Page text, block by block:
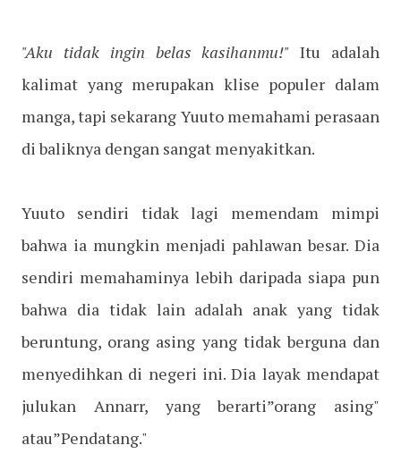
"Aku tidak ingin belas kasihanmu!" Itu adalah
kalimat yang merupakan klise populer dalam
manga, tapi sekarang Yuuto memahami perasaan
di baliknya dengan sangat menyakitkan.
Yuuto sendiri tidak lagi memendam mimpi
bahwa ia mungkin menjadi pahlawan besar. Dia
sendiri memahaminya lebih daripada siapa pun
bahwa dia tidak lain adalah anak yang tidak
beruntung, orang asing yang tidak berguna dan
menyedihkan di negeri ini. Dia layak mendapat
julukan Annarr, yang berarti”orang asing"
atau”Pendatang."